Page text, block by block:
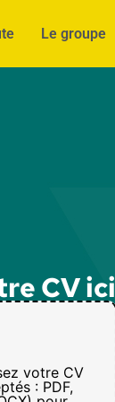
Le groupe
CV ici
votre CV
: PDF,